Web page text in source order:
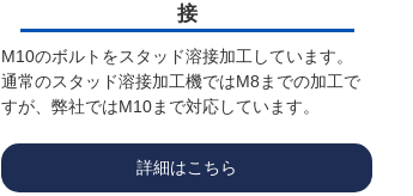
接
M10のボルトをスタッド溶接加工しています。
通常のスタッド溶接加工機ではM8までの加工で
すが、弊社ではM10まで対応しています。
詳細はこちら